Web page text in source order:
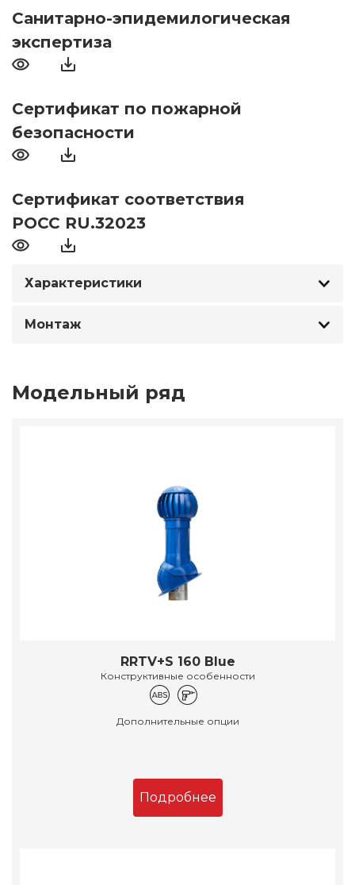
Санитарно-эпидемилогическая
экспертиза
Сертификат по пожарной
безопасности
Сертификат соответствия
РОСС RU.32023
Характеристики
Монтаж
Модельный ряд
RRTV+S 160 Blue
Конструктивные особенности
Дополнительные опции
Подробнее